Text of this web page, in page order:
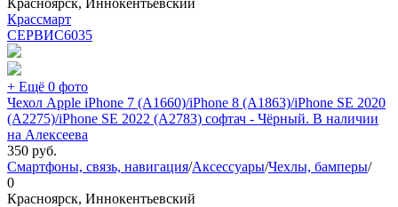
Красноярск, Иннокентьевский
Крассмарт
СЕРВИС6035
+ Ещё 0 фото
Чехол Apple iPhone 7 (A1660)/iPhone 8 (A1863)/iPhone SE 2020
(A2275)/iPhone SE 2022 (A2783) софтач - Чёрный. В наличии
на Алексеева
350 руб.
Смартфоны, связь, навигация/Аксессуары/Чехлы, бамперы/
0
Красноярск, Иннокентьевский